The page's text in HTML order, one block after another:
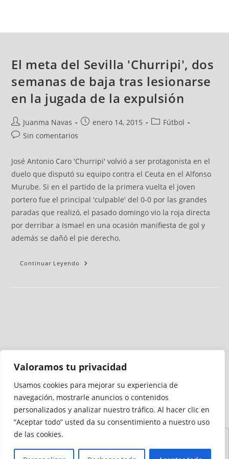
Valoramos tu privacidad
Usamos cookies para mejorar su experiencia de
navegación, mostrarle anuncios o contenidos
personalizados y analizar nuestro tráfico. Al hacer clic en
“Aceptar todo” usted da su consentimiento a nuestro uso
de las cookies.
El meta del Sevilla 'Churripi', dos
semanas de baja tras lesionarse
en la jugada de la expulsión
Juanma Navas enero 14, 2015
Fútbol
Sin comentarios
José Antonio Caro 'Churripi' volvió a ser protagonista en el
duelo que disputó su equipo contra el Ceuta en el Alfonso
Murube. Si en el partido de la primera vuelta el joven
portero fue el principal 'culpable' del 0-0 por las grandes
paradas que realizó, el pasado domingo vio la roja directa
por derribar a Ismael en una ocasión manifiesta de gol y
además se dañó el pie derecho.
Continuar Leyendo
Medio auditado por